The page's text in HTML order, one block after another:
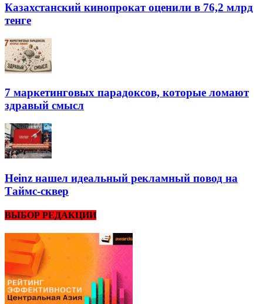
Казахстанский кинопрокат оценили в 76,2 млрд
тенге
7 маркетинговых парадоксов, которые ломают
здравый смысл
Heinz нашел идеальный рекламный повод на
Таймс-сквер
ВЫБОР РЕДАКЦИИ